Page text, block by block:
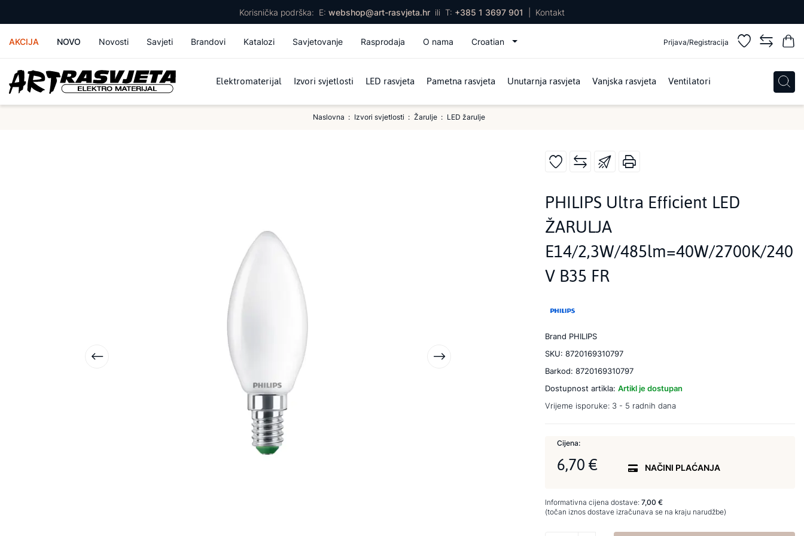
Korisnička podrška: E: webshop@art-rasvjeta.hr ili T: +385 1 3697 901 Kontakt
AKCIJA NOVO Novosti Savjeti Brandovi Katalozi Savjetovanje Rasprodaja O nama Croatian Prijava/Registracija
Elektromaterijal Izvori svjetlosti LED rasvjeta Pametna rasvjeta Unutarnja rasvjeta Vanjska rasvjeta Ventilatori
Naslovna Izvori svjetlosti Žarulje LED žarulje
PHILIPS Ultra Efficient LED
ŽARULJA
E14/2,3W/485lm=40W/2700K/240
V B35 FR
Brand PHILIPS
SKU: 8720169310797
Barkod: 8720169310797
Dostupnost artikla: Artikl je dostupan
Vrijeme isporuke: 3 - 5 radnih dana
Cijena:
6,70 € NAČINI PLAĆANJA
Informativna cijena dostave: 7,00 €
(točan iznos dostave izračunava se na kraju narudžbe)